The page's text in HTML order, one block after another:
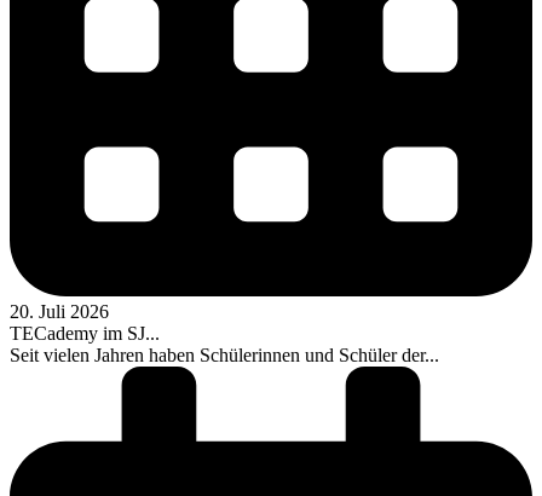
20. Juli 2026
TECademy im SJ...
Seit vielen Jahren haben Schülerinnen und Schüler der...